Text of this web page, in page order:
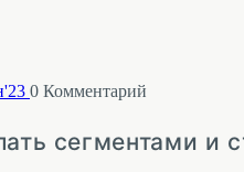
0 Комментарий
сегментами и